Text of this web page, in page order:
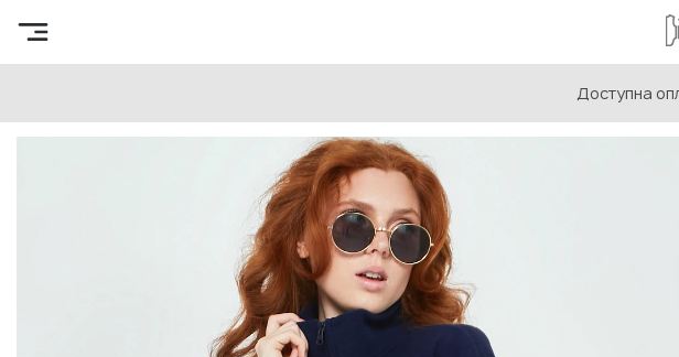
Доступна
Выкройки для